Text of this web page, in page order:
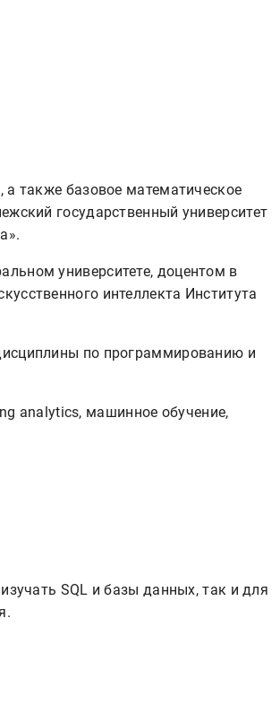
а также базовое математическое
государственный университет
университете, доцентом в
интеллекта Института
по программированию и
analytics, машинное обучение,